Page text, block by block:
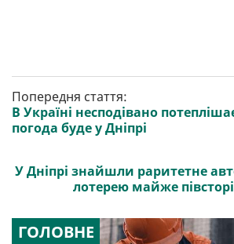
Попередня стаття:
В Україні несподівано
погода буде у Дніпрі
У Дніпрі знайшли раритетне
лотерею майже
ГОЛОВНЕ